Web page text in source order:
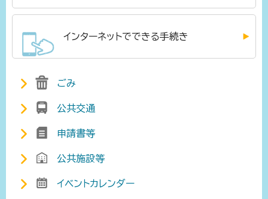
インターネットでできる手続き
ごみ
公共交通
申請書等
公共施設等
イベントカレンダー